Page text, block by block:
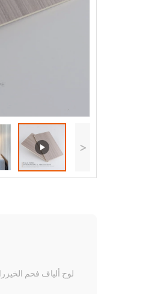
<
لوح ألياف فحم